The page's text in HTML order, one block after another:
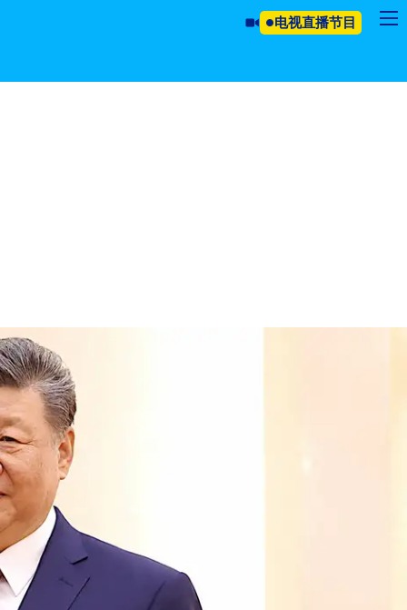
电视直播节目